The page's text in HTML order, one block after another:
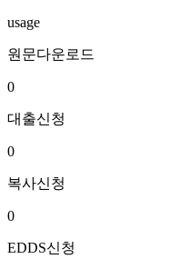
usage
원문다운로드
0
대출신청
0
복사신청
0
EDDS신청